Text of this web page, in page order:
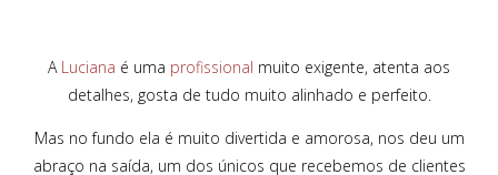
A Luciana é uma profissional muito exigente, atenta aos
detalhes, gosta de tudo muito alinhado e perfeito.
Mas no fundo ela é muito divertida e amorosa, nos deu um
abraço na saída, um dos únicos que recebemos de clientes